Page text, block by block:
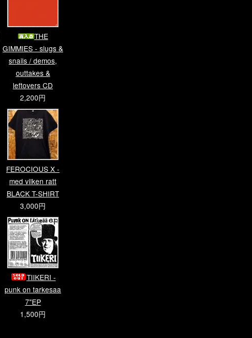
THE
GIMMIES - slugs &
snails / demos,
outtakes &
leftovers CD
2,200円
FEROCIOUS X -
med vilken ratt
BLACK T-SHIRT
3,000円
TIIKERI -
punk on tarkesaa
7"EP
1,500円